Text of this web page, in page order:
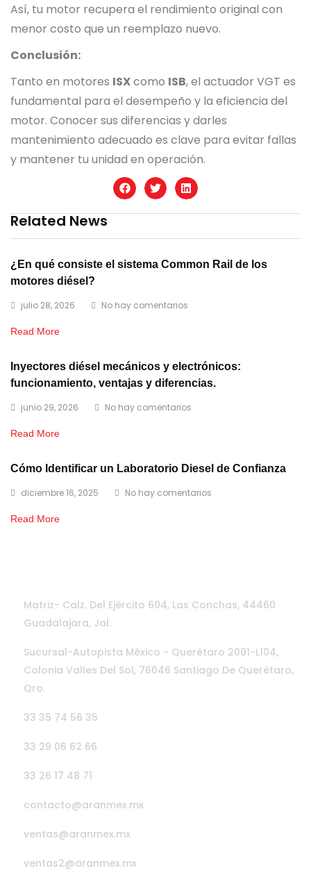
Así, tu motor recupera el rendimiento original con
menor costo que un reemplazo nuevo.
Conclusión:
Tanto en motores ISXcomo ISB, el actuador VGT es
fundamental para el desempeño y la eficiencia del
motor. Conocer sus diferencias y darles
mantenimiento adecuado es clave para evitar fallas
y mantener tu unidad en operación.
Related News
¿En qué consiste el sistema Common Rail de los
motores diésel?
julio 28, 2026 No hay comentarios
Read More
Inyectores diésel mecánicos y electrónicos:
funcionamiento, ventajas y diferencias.
junio 29, 2026 No hay comentarios
Read More
Cómo Identificar un Laboratorio Diesel de Confianza
diciembre 16, 2025 No hay comentarios
Read More
Matriz- Calz. Del Ejército 604, Las Conchas, 44460
Guadalajara, Jal.
Sucursal-Autopista México - Querétaro 2001-L104,
Colonia Valles Del Sol, 76046 Santiago De Querétaro,
Qro.
33 35 74 56 35
33 29 06 62 66
33 26 17 48 71
contacto@aranmex.mx
ventas@aranmex.mx
ventas2@aranmex.mx